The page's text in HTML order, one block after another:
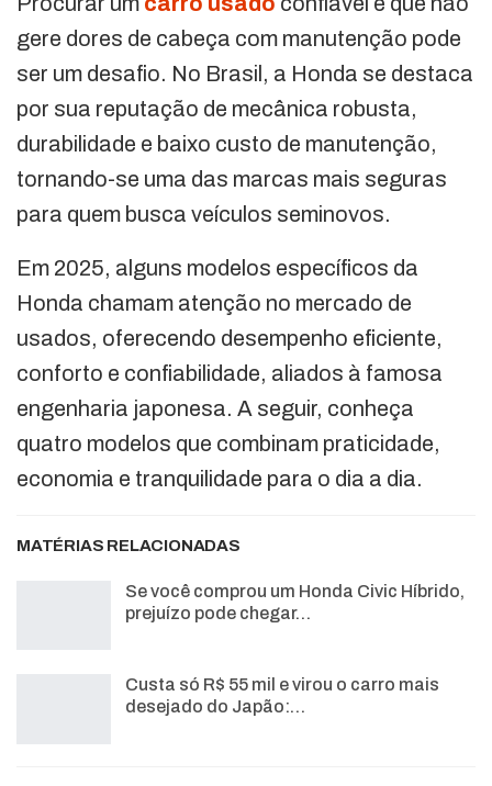
gere dores de cabeça com manutenção pode
ser um desafio. No Brasil, a Honda se destaca
por sua reputação de mecânica robusta,
durabilidade e baixo custo de manutenção,
tornando-se uma das marcas mais seguras
para quem busca veículos seminovos.
Em 2025, alguns modelos específicos da
Honda chamam atenção no mercado de
usados, oferecendo desempenho eficiente,
conforto e confiabilidade, aliados à famosa
engenharia japonesa. A seguir, conheça
quatro modelos que combinam praticidade,
economia e tranquilidade para o dia a dia.
MATÉRIAS RELACIONADAS
Se você comprou um Honda Civic Híbrido,
prejuízo pode chegar…
Custa só R$ 55 mil e virou o carro mais
desejado do Japão:…